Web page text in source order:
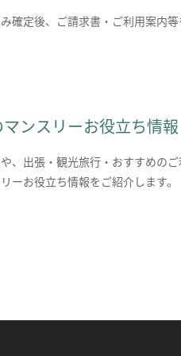
確定後、ご請求書・ご利用案内等
ンスリーお役立ち情報
、出張・観光旅行・おすすめの
ーお役立ち情報をご紹介します。